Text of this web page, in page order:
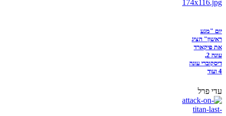
יום "מגע
ראשון" הציג
את פיקארד
עונה 2,
דיסקוברי עונה
4 ועוד
עדי פרל